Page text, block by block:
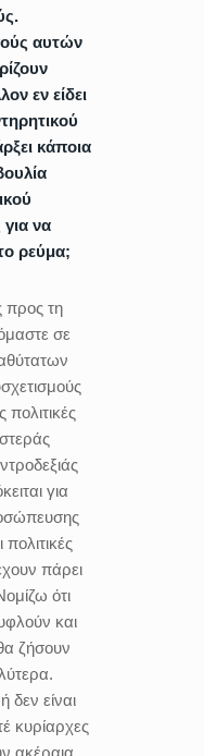
αυτών
εν είδει
κάποια
να
ρεύμα;
προς τη
σε
για
πολιτικές
πάρει
ότι
και
ζήσουν
είναι
κυρίαρχες
ακέραια